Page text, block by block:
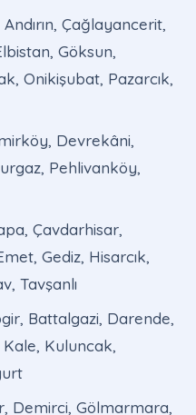
Çağlayancerit,
Göksun,
Onikişubat, Pazarcık,
Devrekâni,
Pehlivanköy,
Çavdarhisar,
Gediz, Hisarcık,
Tavşanlı
Battalgazi, Darende,
Kuluncak,
Demirci, Gölmarmara,